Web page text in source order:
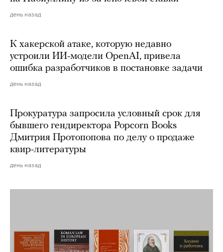
день назад
К хакерской атаке, которую недавно
устроили ИИ-модели OpenAI, привела
ошибка разработчиков в постановке задачи
день назад
Прокуратура запросила условный срок для
бывшего гендиректора Popcorn Books
Дмитрия Протопопова по делу о продаже
квир-литературы
день назад